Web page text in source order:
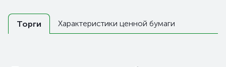
Торги Характеристики ценной бумаги